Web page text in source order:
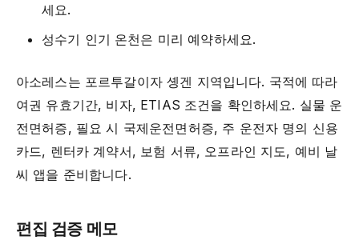
세요.
성수기 인기 온천은 미리 예약하세요.
아소레스는 포르투갈이자 솅겐 지역입니다. 국적에 따라
여권 유효기간, 비자, ETIAS 조건을 확인하세요. 실물 운
전면허증, 필요 시 국제운전면허증, 주 운전자 명의 신용
카드, 렌터카 계약서, 보험 서류, 오프라인 지도, 예비 날
씨 앱을 준비합니다.
편집 검증 메모